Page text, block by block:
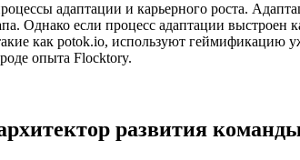
адаптации и карьерного роста.
Однако если процесс адаптации
как potok.io, используют геймификацию
опыта Flocktory.
развития